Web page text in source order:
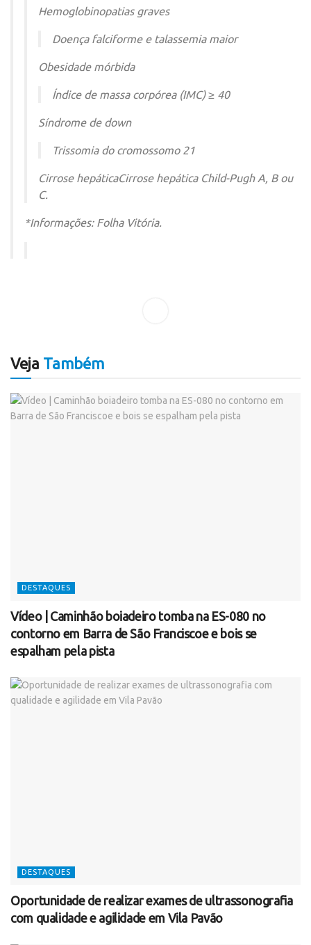
Hemoglobinopatias graves
Doença falciforme e talassemia maior
Obesidade mórbida
Índice de massa corpórea (IMC) ≥ 40
Síndrome de down
Trissomia do cromossomo 21
Cirrose hepáticaCirrose hepática Child-Pugh A, B ou
C.
*Informações: Folha Vitória.
Veja Também
DESTAQUES
Vídeo | Caminhão boiadeiro tomba na ES-080 no
contorno em Barra de São Franciscoe e bois se
espalham pela pista
DESTAQUES
Oportunidade de realizar exames de ultrassonografia
com qualidade e agilidade em Vila Pavão